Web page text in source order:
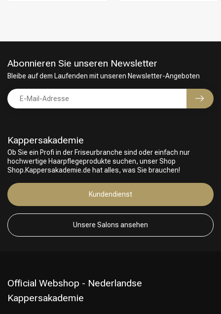
Friseurwahl
Kappersakademie
Ob Sie ein Profi in der Friseurbranche sind oder einfach nur
hochwertige Haarpflegeprodukte suchen, unser Shop
Shop.Kappersakademie.de hat alles, was Sie brauchen!
Kundendienst
Unsere Salons ansehen
Abonnieren Sie unseren Newsletter
Bleibe auf dem Laufenden mit unseren Newsletter-Angeboten
Official Webshop - Nederlandse
Kappersakademie